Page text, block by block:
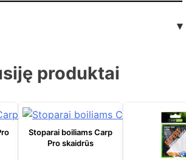
▾
produktai
Stoparai boiliams Carp
Pro skaidrūs